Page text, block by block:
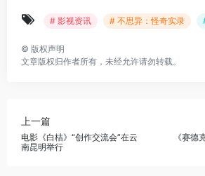
# 影视资讯 # 不思异：怪奇实录
© 版权声明
文章版权归作者所有，未经允许请勿转载。
上一篇
电影《白桔》“创作交流会”在云
南昆明举行
《赛德